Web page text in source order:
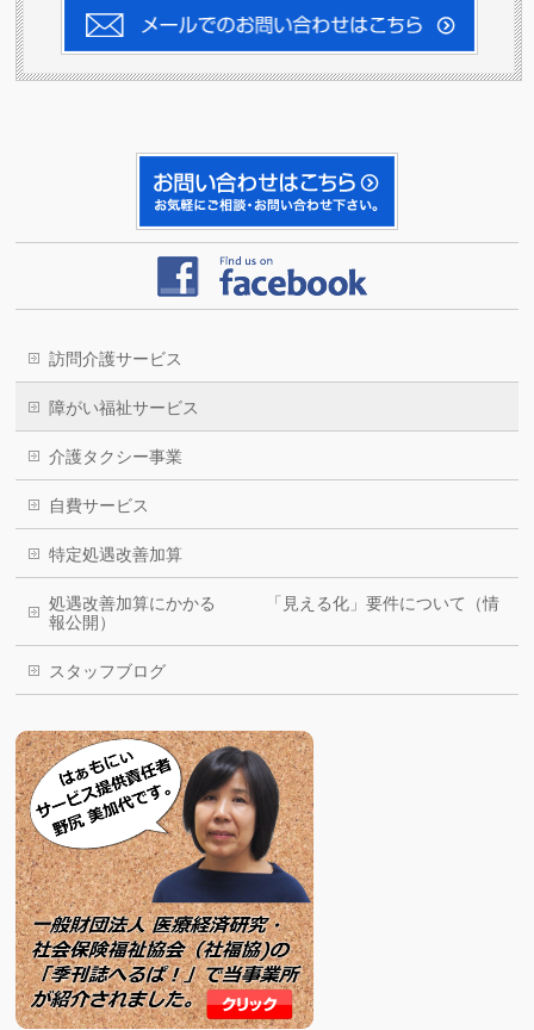
訪問介護サービス
障がい福祉サービス
介護タクシー事業
自費サービス
特定処遇改善加算
処遇改善加算にかかる 「見える化」要件について（情
報公開）
スタッフブログ